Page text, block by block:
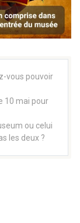
vous pouvoir
10 mai pour
ou celui
les deux ?